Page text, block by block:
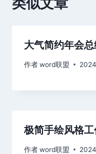
大气简约年会
作者word联盟
极简手绘风格
作者word联盟